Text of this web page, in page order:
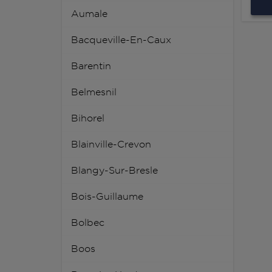
Aumale
Bacqueville-En-Caux
Barentin
Belmesnil
Bihorel
Blainville-Crevon
Blangy-Sur-Bresle
Bois-Guillaume
Bolbec
Boos